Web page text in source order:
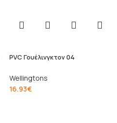
PVC Γουέλινγκτον 04
Wellingtons
16.93€